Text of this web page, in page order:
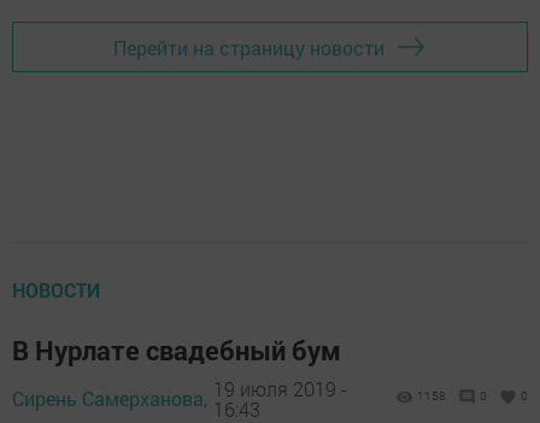
Перейти на страницу новости
НОВОСТИ
В Нурлате свадебный бум
Сирень Самерханова, 19 июля 2019 -
16:43
1158 0 0